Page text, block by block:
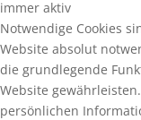
immer aktiv
Notwendige Cookies
Website absolut
die grundlegende
Website
persönlichen